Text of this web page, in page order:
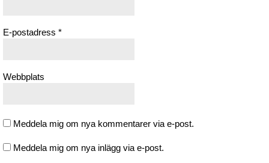
E-postadress *
Webbplats
Meddela mig om nya kommentarer via e-post.
Meddela mig om nya inlägg via e-post.